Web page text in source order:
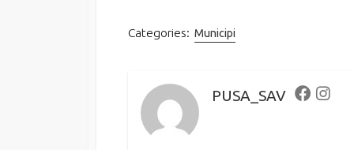
Categories: Municipi
PUSA_SAV